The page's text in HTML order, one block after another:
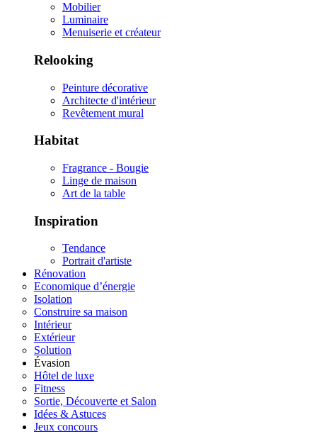
Mobilier
Luminaire
Menuiserie et créateur
Relooking
Peinture décorative
Architecte d'intérieur
Revêtement mural
Habitat
Fragrance - Bougie
Linge de maison
Art de la table
Inspiration
Tendance
Portrait d'artiste
Rénovation
Economique d’énergie
Isolation
Construire sa maison
Intérieur
Extérieur
Solution
Évasion
Hôtel de luxe
Fitness
Sortie, Découverte et Salon
Idées & Astuces
Jeux concours